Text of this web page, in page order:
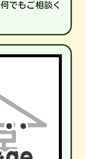
でもご相談く